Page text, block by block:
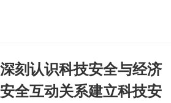
深刻认识科技安全与经济
安全互动关系建立科技安